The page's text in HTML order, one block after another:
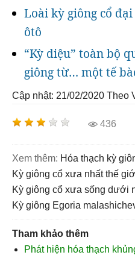
Loài kỳ giông cổ
ôtô
“Kỳ diệu” toàn bộ
giông từ… một tế
Cập nhật: 21/02/2020 Theo
436
Xem thêm: hóa thạch kỳ
kỳ giông cổ xưa nhất thế
kỳ giông cổ xưa sống dưới
kỳ giông Egoria
Tham khảo thêm
Phát hiện hóa thạch